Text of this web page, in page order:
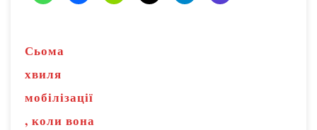
Сьома
хвиля
мобілізації
, коли вона